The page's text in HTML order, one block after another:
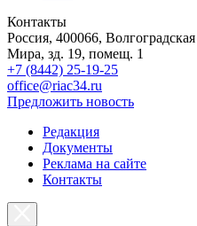
Контакты
Россия, 400066,
Мира, зд. 19, помещ. 1
+7 (8442) 25-19-25
office@riac34.ru
Предложить новость
Редакция
Документы
Реклама на сайте
Контакты